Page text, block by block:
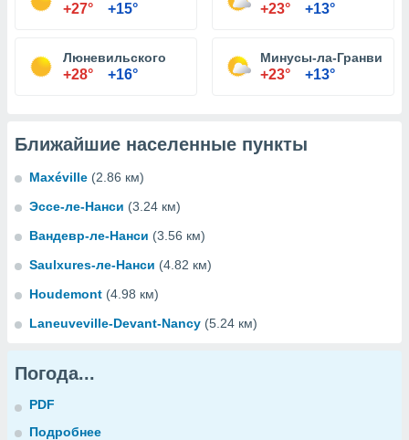
+27° +15° +23° +13°
Люневильского
+28° +16°
Минусы-ла-Гранвиль
+23° +13°
Ближайшие населенные пункты
Maxéville (2.86 км)
Эссе-ле-Нанси (3.24 км)
Вандевр-ле-Нанси (3.56 км)
Saulxures-ле-Нанси (4.82 км)
Houdemont (4.98 км)
Laneuveville-Devant-Nancy (5.24 км)
Погода...
PDF
Подробнее